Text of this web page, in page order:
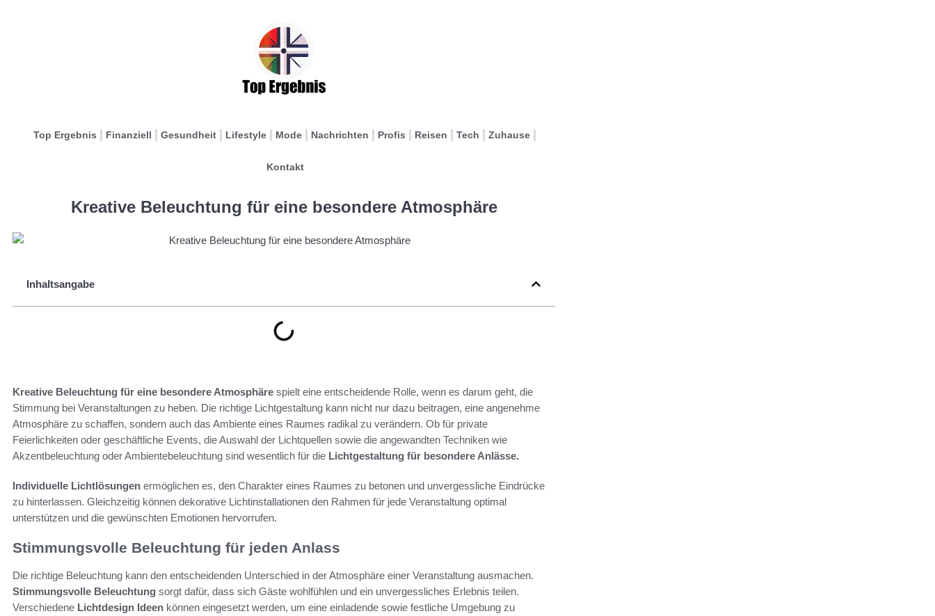
Top Ergebnis Finanziell Gesundheit Lifestyle Mode Nachrichten Profis Reisen Tech Zuhause
Kontakt
Kreative Beleuchtung für eine besondere Atmosphäre
Inhaltsangabe
Kreative Beleuchtung für eine besondere Atmosphäre spielt eine entscheidende Rolle, wenn es darum geht, die
Stimmung bei Veranstaltungen zu heben. Die richtige Lichtgestaltung kann nicht nur dazu beitragen, eine angenehme
Atmosphäre zu schaffen, sondern auch das Ambiente eines Raumes radikal zu verändern. Ob für private
Feierlichkeiten oder geschäftliche Events, die Auswahl der Lichtquellen sowie die angewandten Techniken wie
Akzentbeleuchtung oder Ambientebeleuchtung sind wesentlich für die Lichtgestaltung für besondere Anlässe.
Individuelle Lichtlösungen ermöglichen es, den Charakter eines Raumes zu betonen und unvergessliche Eindrücke
zu hinterlassen. Gleichzeitig können dekorative Lichtinstallationen den Rahmen für jede Veranstaltung optimal
unterstützen und die gewünschten Emotionen hervorrufen.
Stimmungsvolle Beleuchtung für jeden Anlass
Die richtige Beleuchtung kann den entscheidenden Unterschied in der Atmosphäre einer Veranstaltung ausmachen.
Stimmungsvolle Beleuchtung sorgt dafür, dass sich Gäste wohlfühlen und ein unvergessliches Erlebnis teilen.
Verschiedene Lichtdesign Ideen können eingesetzt werden, um eine einladende sowie festliche Umgebung zu